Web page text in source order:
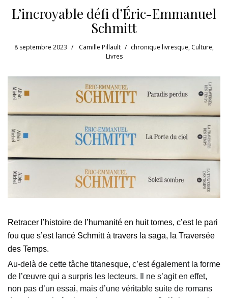
L’incroyable défi d’Éric-Emmanuel
Schmitt
8 septembre 2023 Camille Pillault chronique livresque, Culture,
Livres
Retracer l’histoire de l’humanité en huit tomes, c’est le pari
fou que s’est lancé Schmitt à travers la saga, la Traversée
des Temps.
Au-delà de cette tâche titanesque, c’est également la forme
de l’œuvre qui a surpris les lecteurs. Il ne s’agit en effet,
non pas d’un essai, mais d’une véritable suite de romans